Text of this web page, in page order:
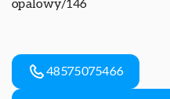
opalowy/146
48575075466